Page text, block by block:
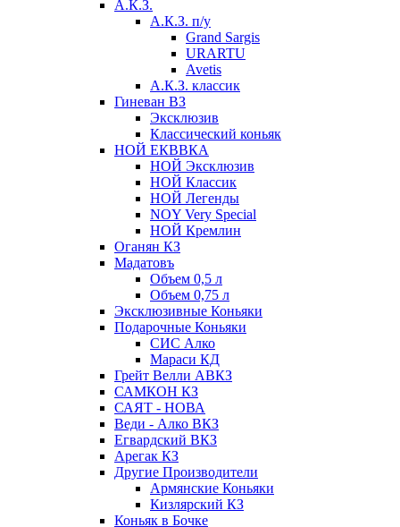
А.К.З.
А.К.З. п/у
Grand Sargis
URARTU
Avetis
А.К.З. классик
Гиневан ВЗ
Эксклюзив
Классический коньяк
НОЙ ЕКВВКА
НОЙ Эксклюзив
НОЙ Классик
НОЙ Легенды
NOY Very Speсial
НОЙ Кремлин
Оганян КЗ
Мадатовъ
Объем 0,5 л
Объем 0,75 л
Эксклюзивные Коньяки
Подарочные Коньяки
СИС Алко
Мараси КД
Грейт Велли АВКЗ
САМКОН КЗ
САЯТ - НОВА
Веди - Алко ВКЗ
Егвардский ВКЗ
Арегак КЗ
Другие Производители
Армянские Коньяки
Кизлярский КЗ
Коньяк в Бочке